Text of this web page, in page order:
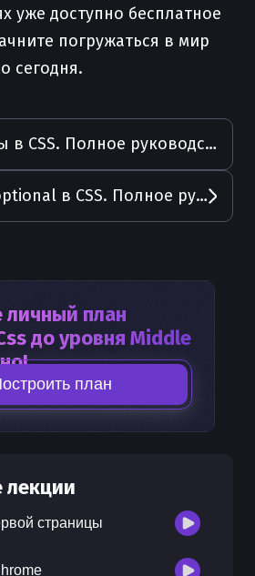
уже доступно бесплатное
погружаться в мир
сегодня.
Псевдоклассы в CSS. Полное руководство с примерами
Псевдокласс optional в CSS. Полное руководство с примерами
личный план
до уровня Middle
развития
развития
рублей
план
лекции
страницы